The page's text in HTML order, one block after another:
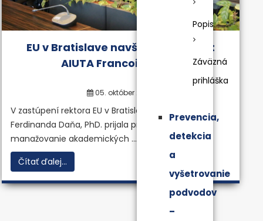
Popis
Záväzná
prihláška
Prevencia,
detekcia
a
vyšetrovanie
podvodov
–
EU v Bratislave navštívil prezident
AIUTA Francois Vellas
05. október 2018
V zastúpení rektora EU v Bratislave prof. Ing.
Ferdinanda Daňa, PhD. prijala prorektorka pre
manažovanie akademických ...
Čítať ďalej...